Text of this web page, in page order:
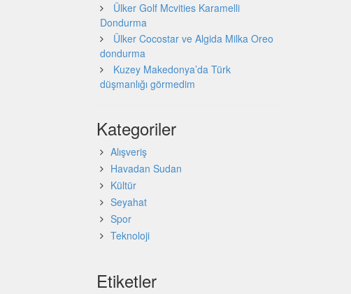
Ülker Golf Mcvities Karamelli
Dondurma
Ülker Cocostar ve Algida Milka Oreo
dondurma
Kuzey Makedonya’da Türk
düşmanlığı görmedim
Kategoriler
Alışveriş
Havadan Sudan
Kültür
Seyahat
Spor
Teknoloji
Etiketler